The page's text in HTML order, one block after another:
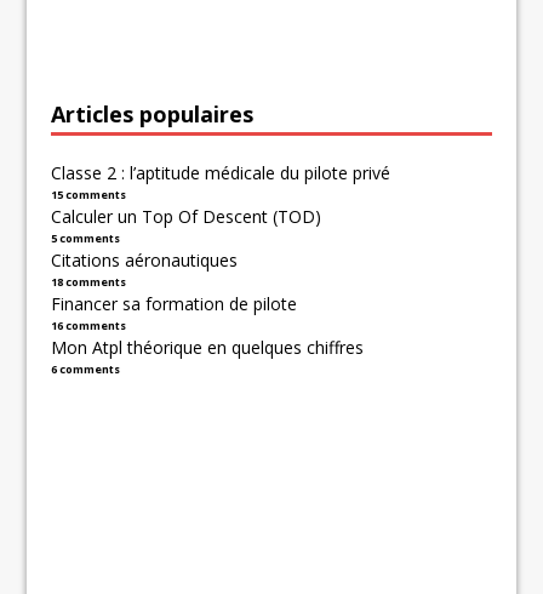
Articles populaires
Classe 2 : l’aptitude médicale du pilote privé
15 comments
Calculer un Top Of Descent (TOD)
5 comments
Citations aéronautiques
18 comments
Financer sa formation de pilote
16 comments
Mon Atpl théorique en quelques chiffres
6 comments